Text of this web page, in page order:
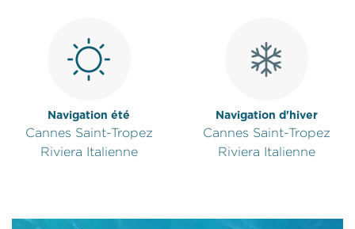
Navigation été
Cannes Saint-Tropez
Riviera Italienne
Navigation d'hiver
Cannes Saint-Tropez
Riviera Italienne